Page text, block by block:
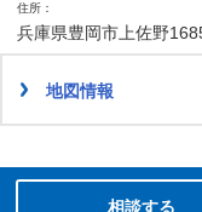
住所
兵庫県豊岡市上佐野
地図情報
Copyright(C)2008-
相談する